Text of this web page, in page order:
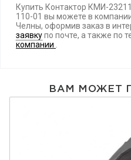
Купить Контактор КМИ-
110-01 вы можете в
Челны, оформив заказ в
заявкупо почте, а также по
компании
ВАМ МОЖЕТ